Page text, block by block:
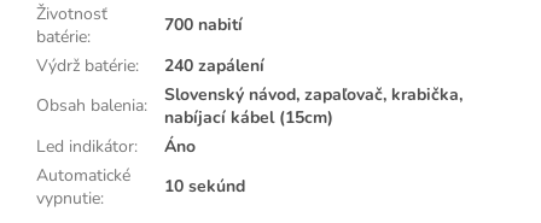
Životnosť
batérie:
700 nabití
Výdrž batérie:
240 zapálení
Obsah balenia:
Slovenský návod, zapaľovač, krabička,
nabíjací kábel (15cm)
Led indikátor:
Áno
Automatické
vypnutie:
10 sekúnd